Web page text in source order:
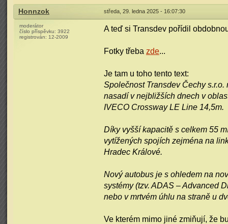
Honnzok středa, 29. ledna 2025 - 16:07:30
moderátor
číslo příspěvku: 3922
registrován: 12-2009
A teď si Transdev pořídil
Fotky třeba zde...
Je tam u toho tento text:
Společnost Transdev Čechy
nasadí v nejbližších dnech v
IVECO Crossway LE Line 14,5m.
Díky vyšší kapacitě s celkem 55
vytížených spojích zejména na
Hradec Králové.
Nový autobus je s ohledem na
systémy (tzv. ADAS – Advanced
nebo v mrtvém úhlu na straně u
Ve kterém mimo jiné zmiňují, že